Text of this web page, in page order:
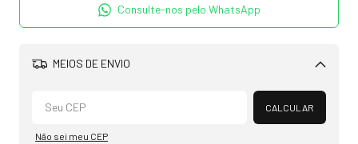
Consulte-nos pelo WhatsApp
MEIOS DE ENVIO
Alterar CEP
CALCULAR
Não sei meu CEP